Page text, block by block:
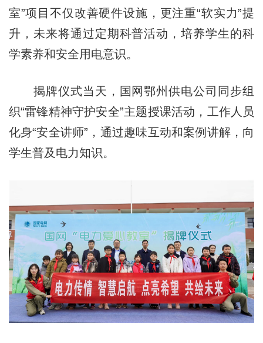
室”项目不仅改善硬件设施，更注重“软实力”提
升，未来将通过定期科普活动，培养学生的科
学素养和安全用电意识。
揭牌仪式当天，国网鄂州供电公司同步组
织“雷锋精神守护安全”主题授课活动，工作人员
化身“安全讲师”，通过趣味互动和案例讲解，向
学生普及电力知识。